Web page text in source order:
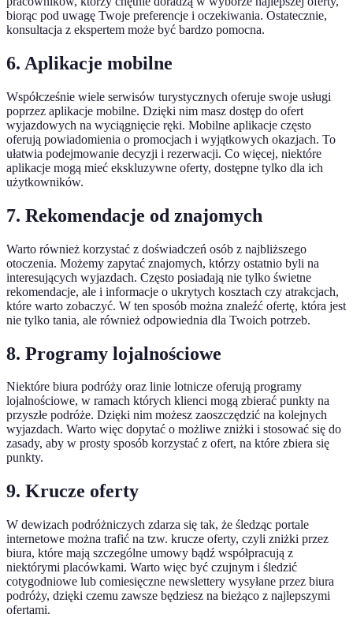
biorąc pod uwagę Twoje preferencje i oczekiwania. Ostatecznie,
konsultacja z ekspertem może być bardzo pomocna.
6. Aplikacje mobilne
Współcześnie wiele serwisów turystycznych oferuje swoje usługi
poprzez aplikacje mobilne. Dzięki nim masz dostęp do ofert
wyjazdowych na wyciągnięcie ręki. Mobilne aplikacje często
oferują powiadomienia o promocjach i wyjątkowych okazjach. To
ułatwia podejmowanie decyzji i rezerwacji. Co więcej, niektóre
aplikacje mogą mieć ekskluzywne oferty, dostępne tylko dla ich
użytkowników.
7. Rekomendacje od znajomych
Warto również korzystać z doświadczeń osób z najbliższego
otoczenia. Możemy zapytać znajomych, którzy ostatnio byli na
interesujących wyjazdach. Często posiadają nie tylko świetne
rekomendacje, ale i informacje o ukrytych kosztach czy atrakcjach,
które warto zobaczyć. W ten sposób można znaleźć ofertę, która jest
nie tylko tania, ale również odpowiednia dla Twoich potrzeb.
8. Programy lojalnościowe
Niektóre biura podróży oraz linie lotnicze oferują programy
lojalnościowe, w ramach których klienci mogą zbierać punkty na
przyszłe podróże. Dzięki nim możesz zaoszczędzić na kolejnych
wyjazdach. Warto więc dopytać o możliwe zniżki i stosować się do
zasady, aby w prosty sposób korzystać z ofert, na które zbiera się
punkty.
9. Krucze oferty
W dewizach podróżniczych zdarza się tak, że śledząc portale
internetowe można trafić na tzw. krucze oferty, czyli zniżki przez
biura, które mają szczególne umowy bądź współpracują z
niektórymi placówkami. Warto więc być czujnym i śledzić
cotygodniowe lub comiesięczne newslettery wysyłane przez biura
podróży, dzięki czemu zawsze będziesz na bieżąco z najlepszymi
ofertami.